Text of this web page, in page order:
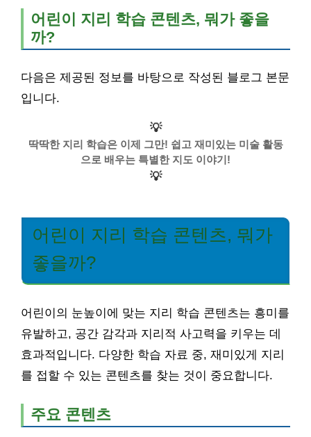
어린이 지리 학습 콘텐츠, 뭐가 좋을
까?
다음은 제공된 정보를 바탕으로 작성된 블로그 본문
입니다.
💡
딱딱한 지리 학습은 이제 그만! 쉽고 재미있는 미술 활동
으로 배우는 특별한 지도 이야기!
💡
어린이 지리 학습 콘텐츠, 뭐가
좋을까?
어린이의 눈높이에 맞는 지리 학습 콘텐츠는 흥미를
유발하고, 공간 감각과 지리적 사고력을 키우는 데
효과적입니다. 다양한 학습 자료 중, 재미있게 지리
를 접할 수 있는 콘텐츠를 찾는 것이 중요합니다.
주요 콘텐츠